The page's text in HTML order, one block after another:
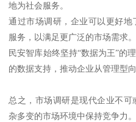
地为社会服务。
通过市场调研，企业可以更好
服务，以满足更广泛的市场需求。
民安智库始终坚持“数据为王”的
的数据支持，推动企业从管理型
总之，市场调研是现代企业不
杂多变的市场环境中保持竞争力。